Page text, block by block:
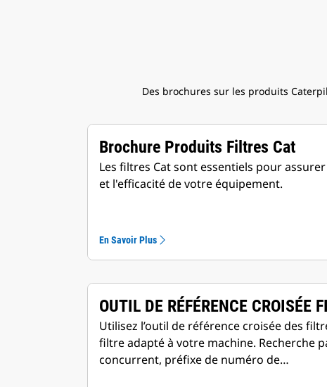
Des brochures sur les produits
Brochure Produits Filtres Cat
Les filtres Cat sont essentiels pour
et l'efficacité de votre équipement.
En Savoir Plus
OUTIL DE RÉFÉRENCE CROISÉE
Utilisez l’outil de référence croisée des
filtre adapté à votre machine. Recherche
concurrent, préfixe de numéro de…